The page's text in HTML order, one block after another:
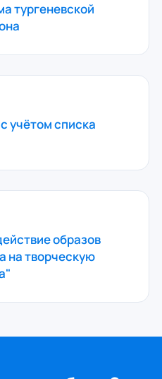
тургеневской
учётом списка
образов
на творческую